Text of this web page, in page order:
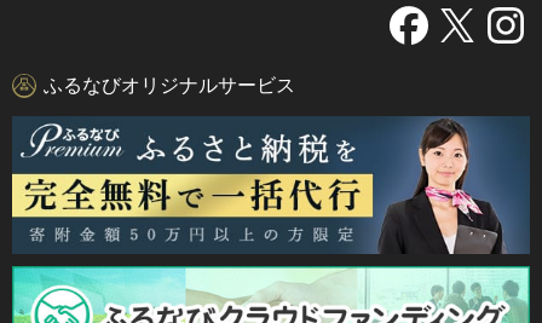
ふるなびオリジナルサービス